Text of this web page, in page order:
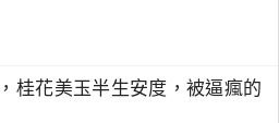
桂花美玉半生安度，被逼瘋的